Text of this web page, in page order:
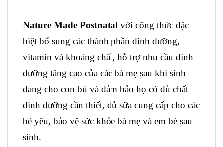
Nature Made Postnatal với công thức đặc
biệt bổ sung các thành phần dinh dưỡng,
vitamin và khoáng chất, hỗ trợ nhu cầu dinh
dưỡng tăng cao của các bà mẹ sau khi sinh
đang cho con bú và đảm bảo họ có đủ chất
dinh dưỡng cần thiết, đủ sữa cung cấp cho các
bé yêu, bảo vệ sức khỏe bà mẹ và em bé sau
sinh.